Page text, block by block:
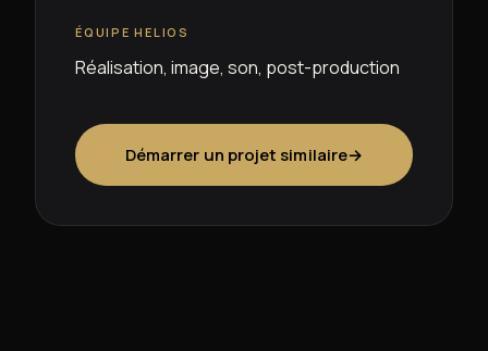
ÉQUIPE HELIOS
Réalisation, image, son, post-production
Démarrer un projet similaire→